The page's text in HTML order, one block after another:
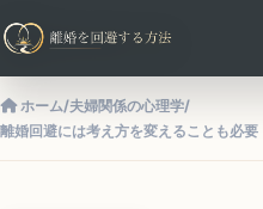
ホーム/夫婦関係の心理学/
離婚回避には考え方を変えることも必